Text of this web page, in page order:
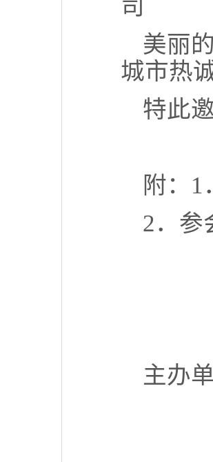
司
美丽
城市热
特此
附：1
2．参
主